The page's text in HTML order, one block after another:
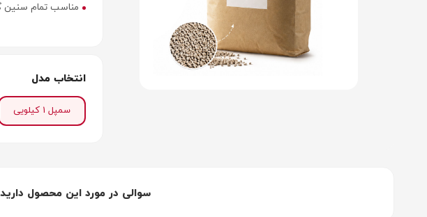
مناسب تمام سنین
انتخاب مدل
سمپل 1 کیلویی
سوالی در مورد این محصول